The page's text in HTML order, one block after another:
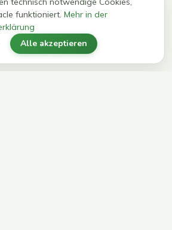
funktioniert. Mehr in der
Alle akzeptieren